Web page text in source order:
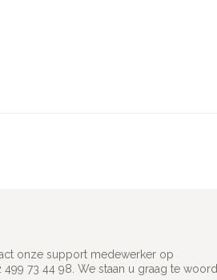
onze support medewerker op
499 73 44 98. We staan u graag te woord